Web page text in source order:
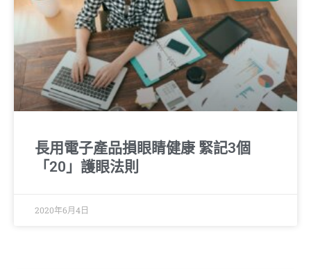
長用電子產品損眼睛健康 緊記3個
「20」護眼法則
2020年6月4日